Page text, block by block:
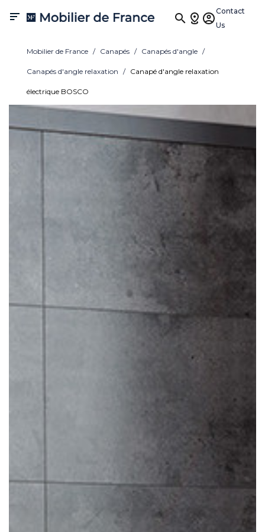

Contact
Us
Mobilier de France Canapés Canapés d'angle
Canapés d'angle relaxation Canapé d'angle relaxation
électrique BOSCO